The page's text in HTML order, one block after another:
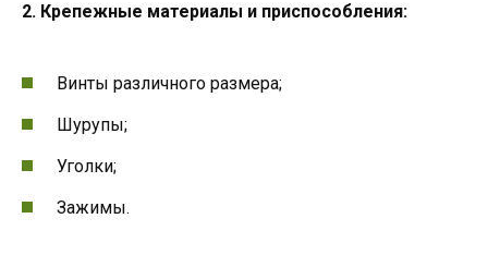
2. Крепежные материалы и приспособления:
Винты различного размера;
Шурупы;
Уголки;
Зажимы.